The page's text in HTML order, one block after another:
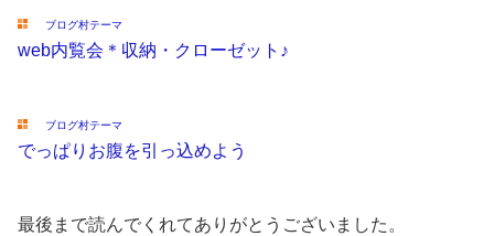
ブログ村テーマ
web内覧会＊収納・クローゼット♪
ブログ村テーマ
でっぱりお腹を引っ込めよう
最後まで読んでくれてありがとうございました。